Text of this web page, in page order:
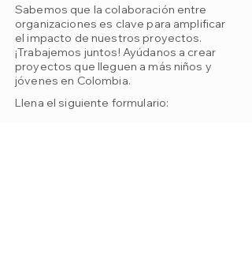
Sabemos que la colaboración entre
organizaciones es clave para amplificar
el impacto de nuestros proyectos.
¡Trabajemos juntos! Ayúdanos a crear
proyectos que lleguen a más niños y
jóvenes en Colombia.
Llena el siguiente formulario: